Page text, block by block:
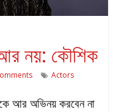
আর নয়: কৌশিক
Actors
আর অভিনয় করবেন না